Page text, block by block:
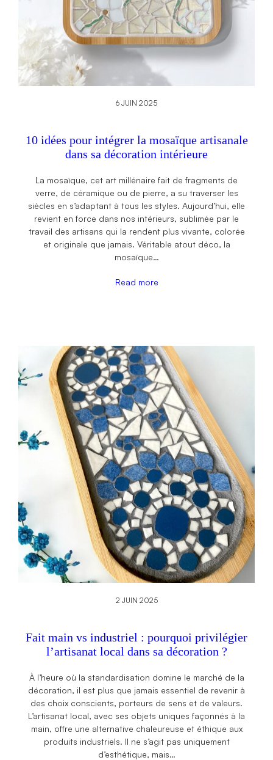
6 JUIN 2025
10 idées pour intégrer la mosaïque artisanale
dans sa décoration intérieure
La mosaïque, cet art millénaire fait de fragments de
verre, de céramique ou de pierre, a su traverser les
siècles en s’adaptant à tous les styles. Aujourd’hui, elle
revient en force dans nos intérieurs, sublimée par le
travail des artisans qui la rendent plus vivante, colorée
et originale que jamais. Véritable atout déco, la
mosaïque…
Read more
2 JUIN 2025
Fait main vs industriel : pourquoi privilégier
l’artisanat local dans sa décoration ?
À l’heure où la standardisation domine le marché de la
décoration, il est plus que jamais essentiel de revenir à
des choix conscients, porteurs de sens et de valeurs.
L’artisanat local, avec ses objets uniques façonnés à la
main, offre une alternative chaleureuse et éthique aux
produits industriels. Il ne s’agit pas uniquement
d’esthétique, mais…